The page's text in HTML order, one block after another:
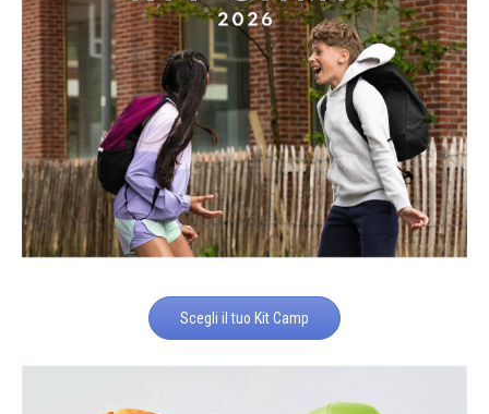
Scegli il tuo Kit Camp